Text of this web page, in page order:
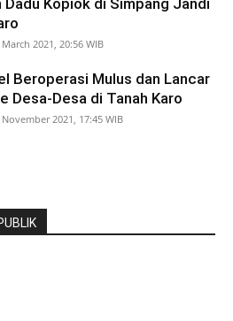
Dadu Kopiok di Simpang Jandi
March 2021, 20:56 WIB
Beroperasi Mulus dan Lancar
Desa-Desa di Tanah Karo
November 2021, 17:45 WIB